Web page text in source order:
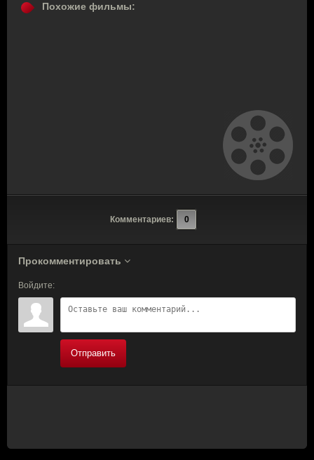
Похожие фильмы:
Комментариев: 0
Прокомментировать
Войдите:
Отправить